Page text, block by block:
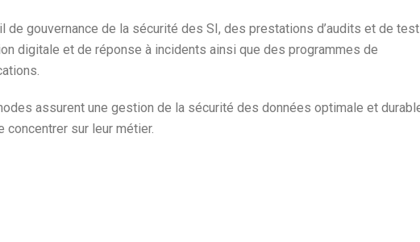
gouvernance de la sécurité des SI, des prestations d’audits et de
digitale et de réponse à incidents ainsi que des programmes de
assurent une gestion de la sécurité des données optimale et
sur leur métier.